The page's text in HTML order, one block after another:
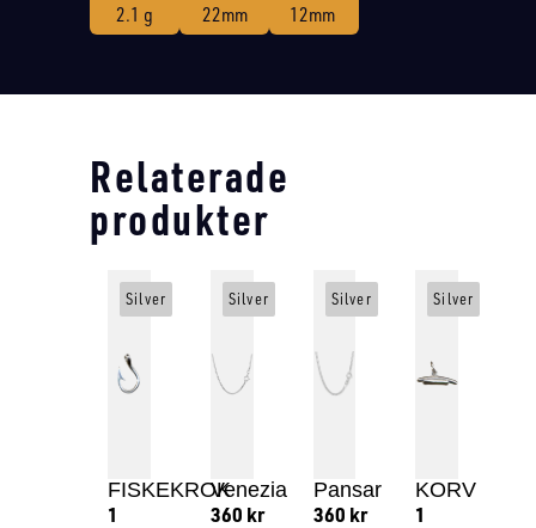
2.1 g
22mm
12mm
Relaterade
produkter
FISKEKROK
1
Silver
Venezia
360 kr
Silver
Pansar
360 kr
Silver
KORV
1
Silver